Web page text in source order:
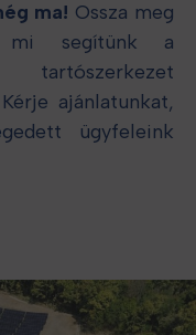
ma! Ossza meg
mi segítünk a
tartószerkezet
ajánlatunkat,
ügyfeleink